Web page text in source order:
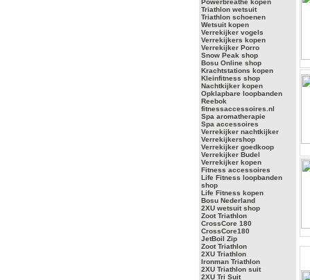
Powerbreathe kopen
Triathlon wetsuit
Triathlon schoenen
Wetsuit kopen
Verrekijker vogels
Verrekijkers kopen
Verrekijker Porro
Snow Peak shop
Bosu Online shop
Krachtstations kopen
Kleinfitness shop
Nachtkijker kopen
Opklapbare loopbanden
Reebok
fitnessaccessoires.nl
Spa aromatherapie
Spa accessoires
Verrekijker nachtkijker
Verrekijkershop
Verrekijker goedkoop
Verrekijker Budel
Verrekijker kopen
Fitness accessoires
Life Fitness loopbanden
shop
Life Fitness kopen
Bosu Nederland
2XU wetsuit shop
Zoot Triathlon
CrossCore 180
CrossCore180
JetBoil Zip
Zoot Triathlon
2XU Triathlon
Ironman Triathlon
2XU Triathlon suit
2XU Tri Suit